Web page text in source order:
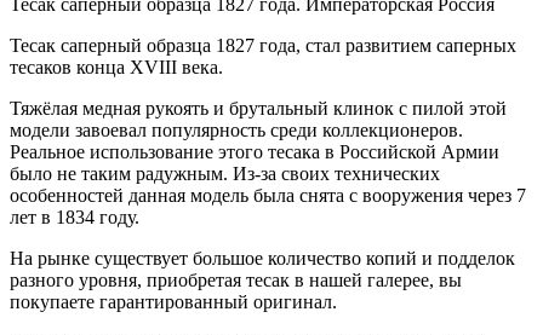
Тесак саперный образца 1827 года, стал развитием саперных
тесаков конца XVIII века.
Тяжёлая медная рукоять и брутальный клинок с пилой этой
модели завоевал популярность среди коллекционеров.
Реальное использование этого тесака в Российской Армии
было не таким радужным. Из-за своих технических
особенностей данная модель была снята с вооружения через 7
лет в 1834 году.
На рынке существует большое количество копий и подделок
разного уровня, приобретая тесак в нашей галерее, вы
покупаете гарантированный оригинал.